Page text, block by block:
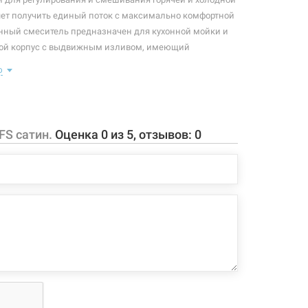
получить единый поток с максимально комфортной
смеситель предназначен для кухонной мойки и
корпус с выдвижным изливом, имеющий
воды.
без уведомления. За внесенные
сатин. Оценка 0 из 5, отзывов: 0